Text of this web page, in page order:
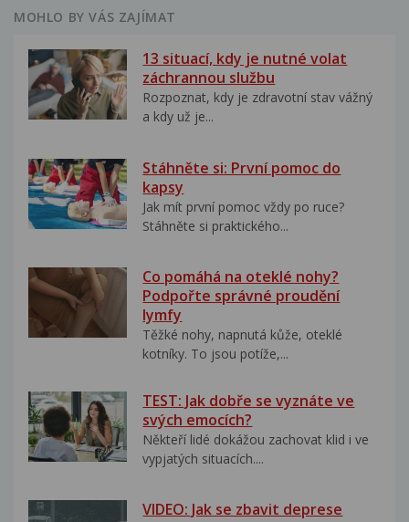
MOHLO BY VÁS ZAJÍMAT
13 situací, kdy je nutné volat
záchrannou službu
Rozpoznat, kdy je zdravotní stav vážný
a kdy už je...
Stáhněte si: První pomoc do
kapsy
Jak mít první pomoc vždy po ruce?
Stáhněte si praktického...
Co pomáhá na oteklé nohy?
Podpořte správné proudění
lymfy
Těžké nohy, napnutá kůže, oteklé
kotníky. To jsou potíže,...
TEST: Jak dobře se vyznáte ve
svých emocích?
Někteří lidé dokážou zachovat klid i ve
vypjatých situacích....
VIDEO: Jak se zbavit deprese